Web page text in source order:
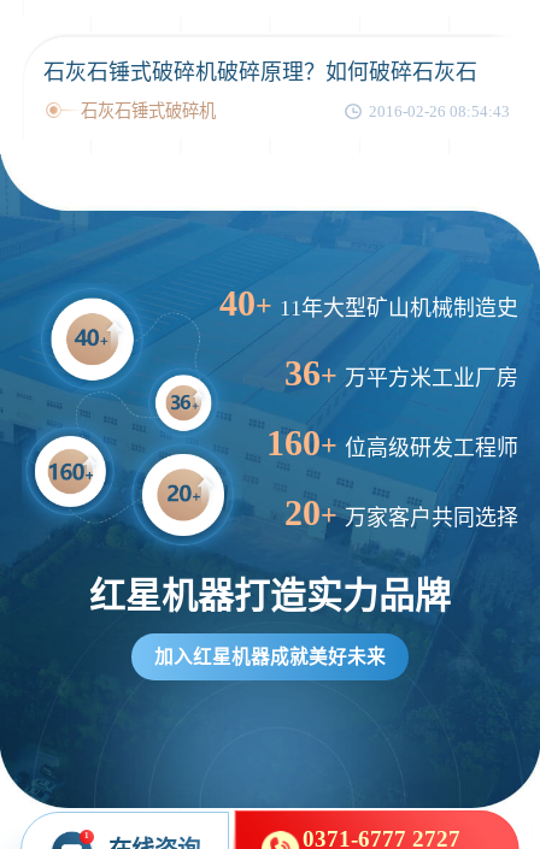
石灰石锤式破碎机破碎原理？如何破碎石灰石
石灰石锤式破碎机 2016-02-26 08:54:43
40+ 11年大型矿山机械制造史
36+ 万平方米工业厂房
160+ 位高级研发工程师
20+ 万家客户共同选择
红星机器打造实力品牌
加入红星机器成就美好未来
1 0371-6777 2727